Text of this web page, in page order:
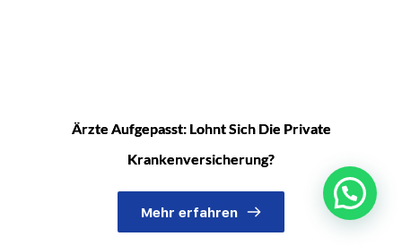
Ärzte Aufgepasst: Lohnt Sich Die Private
Krankenversicherung?
Mehr erfahren